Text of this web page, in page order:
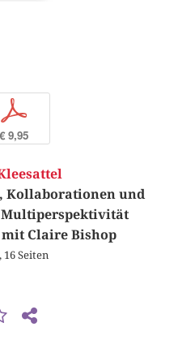
p
€ 9,95
Kollaborationen und
Multiperspektivität
mit Claire Bishop
16 Seiten